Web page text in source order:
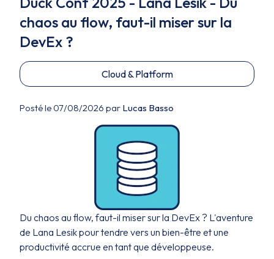
chaos au flow, faut-il miser sur la
DevEx ?
Cloud & Platform
Posté le 07/08/2026 par Lucas Basso
Du chaos au flow, faut-il miser sur la DevEx ? L'aventure
de Lana Lesik pour tendre vers un bien-être et une
productivité accrue en tant que développeuse.